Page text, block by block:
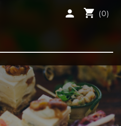
shopping_cart (0)
person